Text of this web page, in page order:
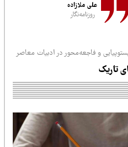
علی ملازاده
روزنامه‌نگار
و فاجعه‌محور در ادبیات معاصر